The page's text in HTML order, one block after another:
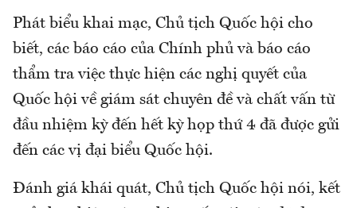
Phát biểu khai mạc, Chủ tịch Quốc hội cho
biết, các báo cáo của Chính phủ và báo cáo
thẩm tra việc thực hiện các nghị quyết của
Quốc hội về giám sát chuyên đề và chất vấn từ
đầu nhiệm kỳ đến hết kỳ họp thứ 4 đã được gửi
đến các vị đại biểu Quốc hội.
Đánh giá khái quát, Chủ tịch Quốc hội nói, kết